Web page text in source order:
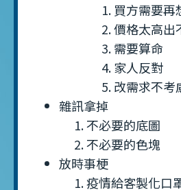
買方需要再
價格太高出
需要算命
家人反對
改需求不考
雜訊拿掉
不必要的底圖
不必要的色塊
放時事梗
疫情給客製化口